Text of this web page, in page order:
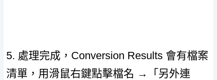
5. 處理完成，Conversion Results 會有檔案
清單，用滑鼠右鍵點擊檔名 →「另外連